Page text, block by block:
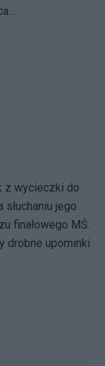
z wycieczki do
słuchaniu jego
finałowego MŚ.
drobne upominki